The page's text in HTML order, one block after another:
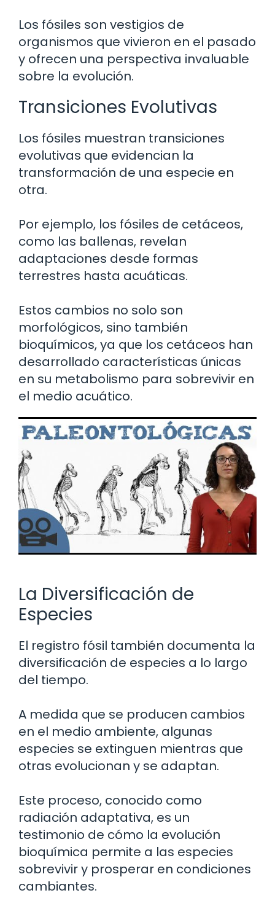
Los fósiles son vestigios de
organismos que vivieron en el pasado
y ofrecen una perspectiva invaluable
sobre la evolución.
Transiciones Evolutivas
Los fósiles muestran transiciones
evolutivas que evidencian la
transformación de una especie en
otra.
Por ejemplo, los fósiles de cetáceos,
como las ballenas, revelan
adaptaciones desde formas
terrestres hasta acuáticas.
Estos cambios no solo son
morfológicos, sino también
bioquímicos, ya que los cetáceos han
desarrollado características únicas
en su metabolismo para sobrevivir en
el medio acuático.
La Diversificación de
Especies
El registro fósil también documenta la
diversificación de especies a lo largo
del tiempo.
A medida que se producen cambios
en el medio ambiente, algunas
especies se extinguen mientras que
otras evolucionan y se adaptan.
Este proceso, conocido como
radiación adaptativa, es un
testimonio de cómo la evolución
bioquímica permite a las especies
sobrevivir y prosperar en condiciones
cambiantes.